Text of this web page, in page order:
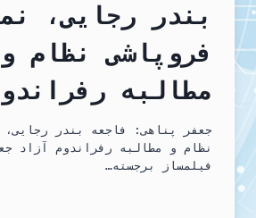
بندر رجایی،
فروپاشی نظام و
مطالبه
جعفر پناهی: فاجعه بندر رجایی،
نظام و مطالبه رفراندوم آزاد
فیلمساز برجسته…